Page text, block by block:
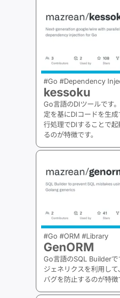
#Go #Dependency
kessoku
Go言語のDIツールです
定を基にDIコードを生
行処理でDIすることで
るのが特徴です。
#Go #ORM #Library
GenORM
Go言語のSQL Builderで
ジェネリクスを利用し
バグを防止するのが特徴